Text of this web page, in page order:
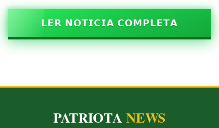
𝗟𝗘𝗥 𝗡𝗢𝗧𝗜𝗖𝗜𝗔 𝗖𝗢𝗠𝗣𝗟𝗘𝗧𝗔
PATRIOTANEWS